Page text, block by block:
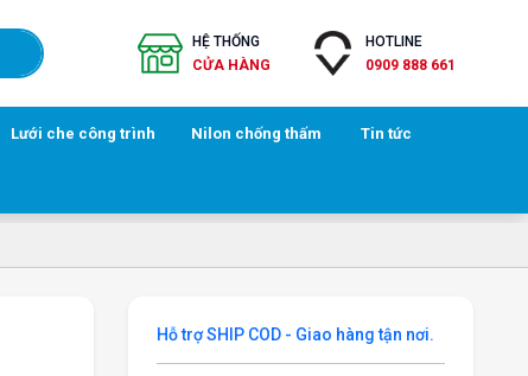
HỆ THỐNG
CỬA HÀNG
HOTLINE
0909 888 661
Lưới che công trình Nilon chống thấm Tin tức
Hỗ trợ SHIP COD - Giao hàng tận nơi.